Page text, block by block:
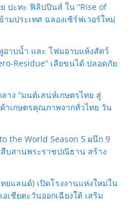
ปะทะ ฟิลิปปินส์ ใน “Rise of
มประเทศ ฉลองเซิร์ฟเวอร์ใหม่
อาบน้ำ และ โฟมอาบแห้งสัตว์
Residue” เลียขนได้ ปลอดภัย
าง “มนต์เสน่ห์เกษตรไทย สู่
าเกษตรคุณภาพจากทั่วไทย วัน
the World Season 5 ผนึก 9
บสานพระราชปณิธาน สร้าง
ยแลนด์) เปิดโรงงานแห่งใหม่ใน
เชียตะวันออกเฉียงใต้ เสริม